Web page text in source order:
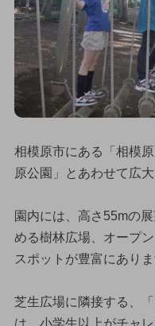
相模原市にある「相模
原公園」とあわせて広
園内には、高さ55mの
める樹林広場、オープ
スポットが豊富にありま
芝生広場に隣接する、
は、小学生以上がチャ